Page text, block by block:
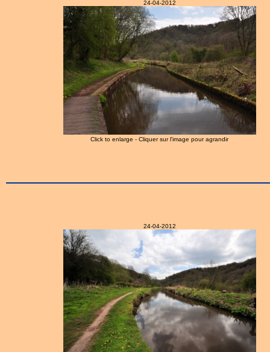
24-04-2012
Click to enlarge - Cliquer sur l'image pour agrandir
24-04-2012